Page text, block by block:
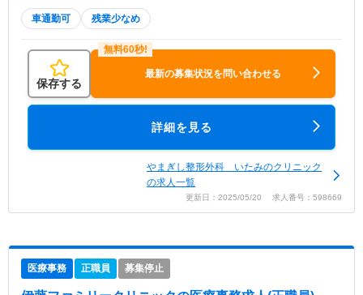
車通勤可 残業少なめ
保存する
最新の募集状況を問い合わせる
詳細を見る
やまぎし整形外科 いたみのクリニック
の求人一覧
更新日：2025/05/20 求人番号：598669
医療事務 正職員 募集停止